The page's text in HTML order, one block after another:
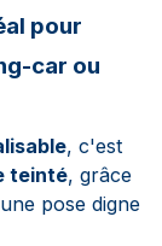
pour
car ou
, c'est
teinté, grâce
pose digne